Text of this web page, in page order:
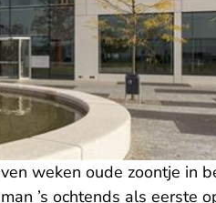
weken oude zoontje in
’s ochtends als eerste